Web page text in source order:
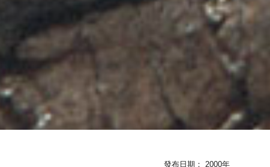
發布日期： 2000年